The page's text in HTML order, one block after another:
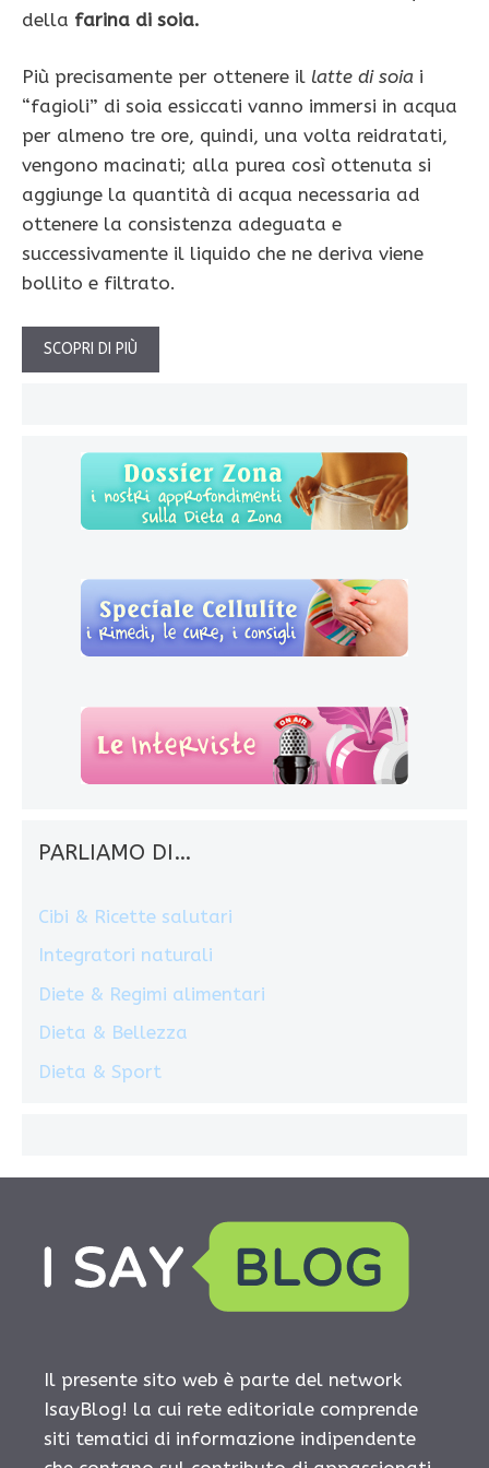
della farina di soia.
Più precisamente per ottenere il latte di soia i
“fagioli” di soia essiccati vanno immersi in acqua
per almeno tre ore, quindi, una volta reidratati,
vengono macinati; alla purea così ottenuta si
aggiunge la quantità di acqua necessaria ad
ottenere la consistenza adeguata e
successivamente il liquido che ne deriva viene
bollito e filtrato.
SCOPRI DI PIÙ
PARLIAMO DI…
Cibi & Ricette salutari
Integratori naturali
Diete & Regimi alimentari
Dieta & Bellezza
Dieta & Sport
Il presente sito web è parte del network
IsayBlog! la cui rete editoriale comprende
siti tematici di informazione indipendente